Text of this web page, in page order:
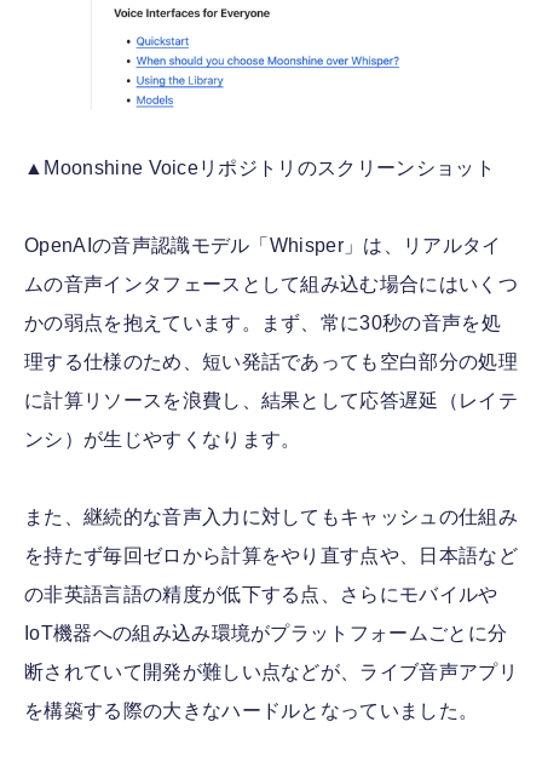
▲Moonshine Voiceリポジトリのスクリーンショット
OpenAIの音声認識モデル「Whisper」は、リアルタイ
ムの音声インタフェースとして組み込む場合にはいくつ
かの弱点を抱えています。まず、常に30秒の音声を処
理する仕様のため、短い発話であっても空白部分の処理
に計算リソースを浪費し、結果として応答遅延（レイテ
ンシ）が生じやすくなります。
また、継続的な音声入力に対してもキャッシュの仕組み
を持たず毎回ゼロから計算をやり直す点や、日本語など
の非英語言語の精度が低下する点、さらにモバイルや
IoT機器への組み込み環境がプラットフォームごとに分
断されていて開発が難しい点などが、ライブ音声アプリ
を構築する際の大きなハードルとなっていました。